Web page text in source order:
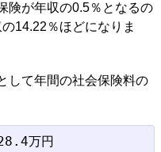
険が年収の0.5％となるの
14.22％ほどになりま
して年間の社会保険料の
万円